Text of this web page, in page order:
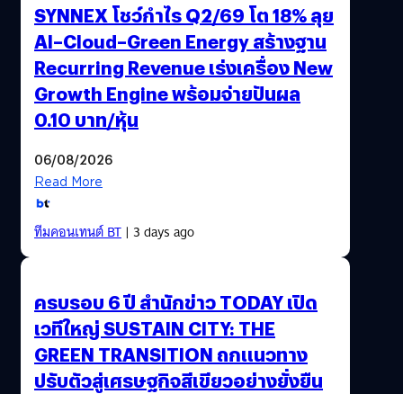
SYNNEX โชว์กำไร Q2/69 โต 18% ลุย
AI–Cloud–Green Energy สร้างฐาน
Recurring Revenue เร่งเครื่อง New
Growth Engine พร้อมจ่ายปันผล
0.10 บาท/หุ้น
06/08/2026
Read More
ทีมคอนเทนต์ BT| 3 days ago
ครบรอบ 6 ปี สำนักข่าว TODAY เปิด
เวทีใหญ่ SUSTAIN CITY: THE
GREEN TRANSITION ถกแนวทาง
ปรับตัวสู่เศรษฐกิจสีเขียวอย่างยั่งยืน